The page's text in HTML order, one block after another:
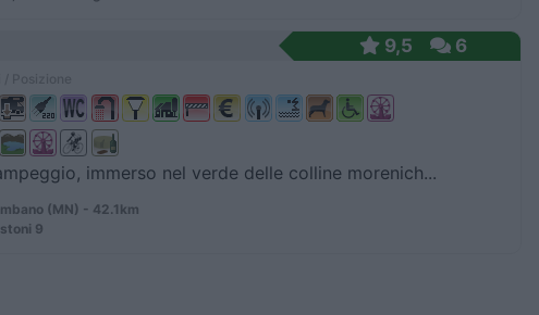
9,5 6
immerso nel verde delle colline morenich...
(MN) - 42.1km
9